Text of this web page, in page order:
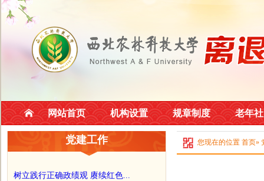
网站首页 机构设置 规章制度 老年
党建工作
树立践行正确政绩观 赓续红色...
您现在的位置 首页»